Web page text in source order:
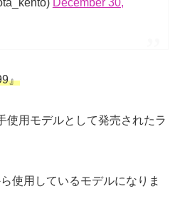
December 30,
』
使用モデルとして発売されたラ
使用しているモデルになりま